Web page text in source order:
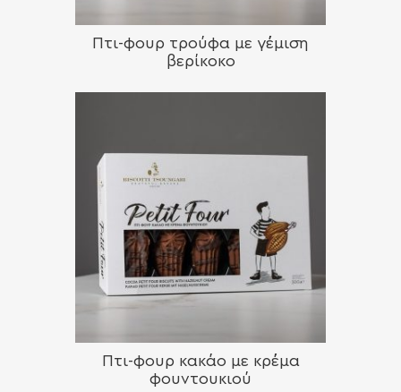
Πτι-φουρ τρούφα με γέμιση
βερίκοκο
Πτι-φουρ κακάο με κρέμα
φουντουκιού